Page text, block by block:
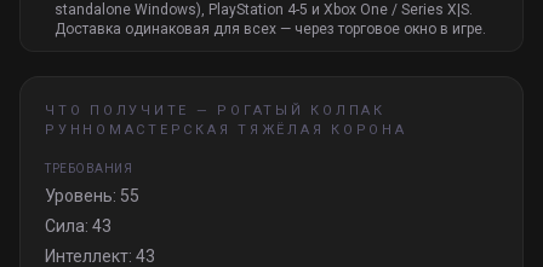
standalone Windows), PlayStation 4-5 и Xbox One / Series X|S.
Доставка одинаковая для всех — через торговое окно в игре.
ЧТО ПОЛУЧИТЕ — РОГАТЫЙ КОЛПАК
РУННОМАСТЕРСКАЯ ТЯЖЁЛАЯ КОРОНА
ТРЕБОВАНИЯ
Уровень: 55
Сила: 43
Интеллект: 43